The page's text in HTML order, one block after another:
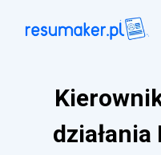
działania